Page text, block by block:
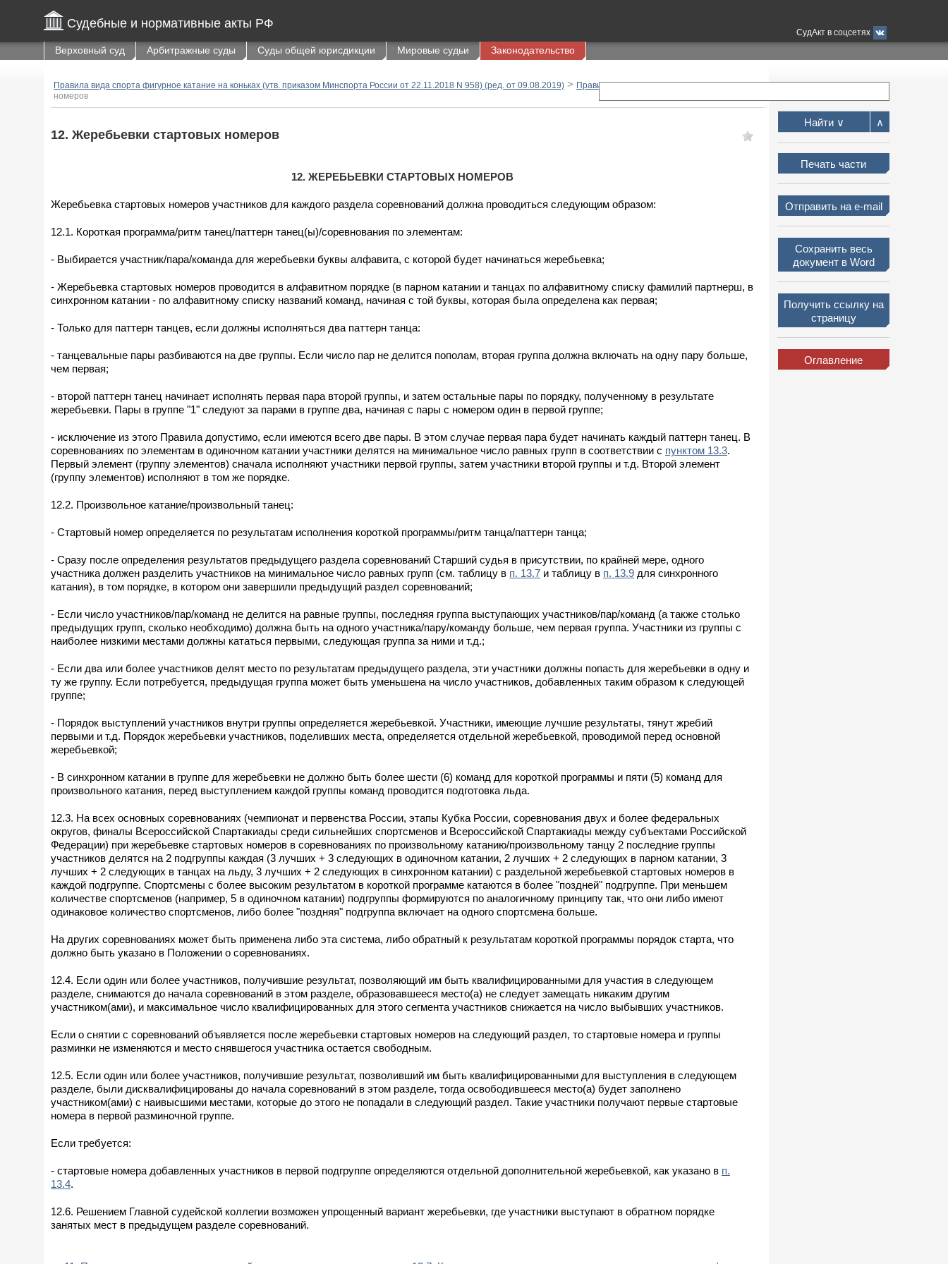
Судебные и нормативные акты РФ
СудАкт в соцсетях
Верховный суд Арбитражные суды Суды общей юрисдикции Мировые судьи Законодательство
Правила вида спорта фигурное катание на коньках (утв. приказом Минспорта России от 22.11.2018 N 958) (ред. от 09.08.2019) > Правила > 12. Жеребьевки стартовых
номеров
12. Жеребьевки стартовых номеров
12. ЖЕРЕБЬЕВКИ СТАРТОВЫХ НОМЕРОВ
Жеребьевка стартовых номеров участников для каждого раздела соревнований должна проводиться следующим образом:
12.1. Короткая программа/ритм танец/паттерн танец(ы)/соревнования по элементам:
- Выбирается участник/пара/команда для жеребьевки буквы алфавита, с которой будет начинаться жеребьевка;
- Жеребьевка стартовых номеров проводится в алфавитном порядке (в парном катании и танцах по алфавитному списку фамилий партнерш, в
синхронном катании - по алфавитному списку названий команд, начиная с той буквы, которая была определена как первая;
- Только для паттерн танцев, если должны исполняться два паттерн танца:
- танцевальные пары разбиваются на две группы. Если число пар не делится пополам, вторая группа должна включать на одну пару больше,
чем первая;
- второй паттерн танец начинает исполнять первая пара второй группы, и затем остальные пары по порядку, полученному в результате
жеребьевки. Пары в группе "1" следуют за парами в группе два, начиная с пары с номером один в первой группе;
- исключение из этого Правила допустимо, если имеются всего две пары. В этом случае первая пара будет начинать каждый паттерн танец. В
соревнованиях по элементам в одиночном катании участники делятся на минимальное число равных групп в соответствии с пунктом 13.3.
Первый элемент (группу элементов) сначала исполняют участники первой группы, затем участники второй группы и т.д. Второй элемент
(группу элементов) исполняют в том же порядке.
12.2. Произвольное катание/произвольный танец:
- Стартовый номер определяется по результатам исполнения короткой программы/ритм танца/паттерн танца;
- Сразу после определения результатов предыдущего раздела соревнований Старший судья в присутствии, по крайней мере, одного
участника должен разделить участников на минимальное число равных групп (см. таблицу в п. 13.7 и таблицу в п. 13.9 для синхронного
катания), в том порядке, в котором они завершили предыдущий раздел соревнований;
- Если число участников/пар/команд не делится на равные группы, последняя группа выступающих участников/пар/команд (а также столько
предыдущих групп, сколько необходимо) должна быть на одного участника/пару/команду больше, чем первая группа. Участники из группы с
наиболее низкими местами должны кататься первыми, следующая группа за ними и т.д.;
- Если два или более участников делят место по результатам предыдущего раздела, эти участники должны попасть для жеребьевки в одну и
ту же группу. Если потребуется, предыдущая группа может быть уменьшена на число участников, добавленных таким образом к следующей
группе;
- Порядок выступлений участников внутри группы определяется жеребьевкой. Участники, имеющие лучшие результаты, тянут жребий
первыми и т.д. Порядок жеребьевки участников, поделивших места, определяется отдельной жеребьевкой, проводимой перед основной
жеребьевкой;
- В синхронном катании в группе для жеребьевки не должно быть более шести (6) команд для короткой программы и пяти (5) команд для
произвольного катания, перед выступлением каждой группы команд проводится подготовка льда.
12.3. На всех основных соревнованиях (чемпионат и первенства России, этапы Кубка России, соревнования двух и более федеральных
округов, финалы Всероссийской Спартакиады среди сильнейших спортсменов и Всероссийской Спартакиады между субъектами Российской
Федерации) при жеребьевке стартовых номеров в соревнованиях по произвольному катанию/произвольному танцу 2 последние группы
участников делятся на 2 подгруппы каждая (3 лучших + 3 следующих в одиночном катании, 2 лучших + 2 следующих в парном катании, 3
лучших + 2 следующих в танцах на льду, 3 лучших + 2 следующих в синхронном катании) с раздельной жеребьевкой стартовых номеров в
каждой подгруппе. Спортсмены с более высоким результатом в короткой программе катаются в более "поздней" подгруппе. При меньшем
количестве спортсменов (например, 5 в одиночном катании) подгруппы формируются по аналогичному принципу так, что они либо имеют
одинаковое количество спортсменов, либо более "поздняя" подгруппа включает на одного спортсмена больше.
На других соревнованиях может быть применена либо эта система, либо обратный к результатам короткой программы порядок старта, что
должно быть указано в Положении о соревнованиях.
12.4. Если один или более участников, получившие результат, позволяющий им быть квалифицированными для участия в следующем
разделе, снимаются до начала соревнований в этом разделе, образовавшееся место(а) не следует замещать никаким другим
участником(ами), и максимальное число квалифицированных для этого сегмента участников снижается на число выбывших участников.
Если о снятии с соревнований объявляется после жеребьевки стартовых номеров на следующий раздел, то стартовые номера и группы
разминки не изменяются и место снявшегося участника остается свободным.
12.5. Если один или более участников, получившие результат, позволивший им быть квалифицированными для выступления в следующем
разделе, были дисквалифицированы до начала соревнований в этом разделе, тогда освободившееся место(а) будет заполнено
участником(ами) с наивысшими местами, которые до этого не попадали в следующий раздел. Такие участники получают первые стартовые
номера в первой разминочной группе.
Если требуется:
- стартовые номера добавленных участников в первой подгруппе определяются отдельной дополнительной жеребьевкой, как указано в п.
13.4.
12.6. Решением Главной судейской коллегии возможен упрощенный вариант жеребьевки, где участники выступают в обратном порядке
занятых мест в предыдущем разделе соревнований.
Найти ∨ ∧
Печать части
Отправить на e-mail
Сохранить весь
документ в Word
Получить ссылку на
страницу
Оглавление